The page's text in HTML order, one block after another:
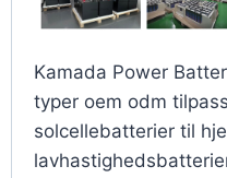
Kamada Power
typer oem odm
solcellebatterier til